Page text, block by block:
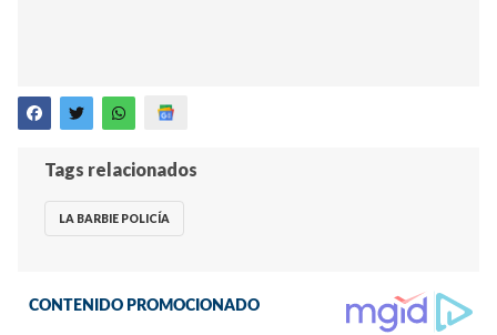
Tags relacionados
LA BARBIE POLICÍA